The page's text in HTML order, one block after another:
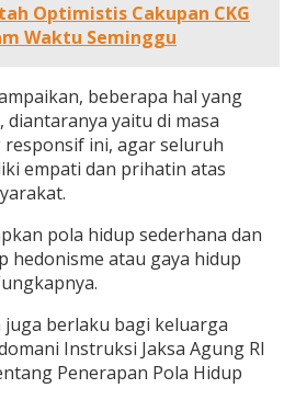
Optimistis Cakupan CKG
Waktu Seminggu
beberapa hal yang
yaitu di masa
ini, agar seluruh
empati dan prihatin atas
pola hidup sederhana dan
hedonisme atau gaya hidup
berlaku bagi keluarga
Instruksi Jaksa Agung RI
Penerapan Pola Hidup